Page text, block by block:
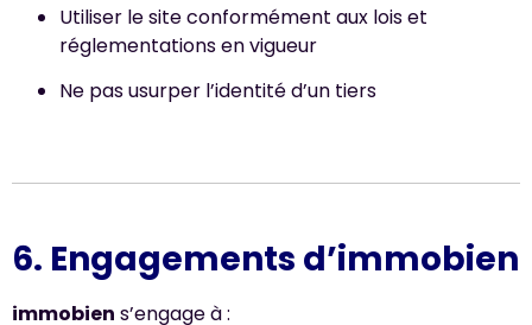
Utiliser le site conformément aux lois et
réglementations en vigueur
Ne pas usurper l’identité d’un tiers
6. Engagements d’immobien
immobien s’engage à :